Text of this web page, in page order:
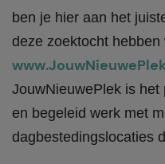
ben je hier aan het
deze zoektocht hebben
JouwNieuwePlek is
en begeleid werk met
dagbestedingslocaties